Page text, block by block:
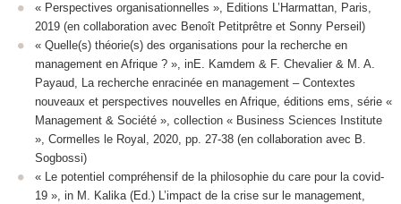
« Perspectives organisationnelles », Editions L’Harmattan, Paris,
2019 (en collaboration avec Benoît Petitprêtre et Sonny Perseil)
« Quelle(s) théorie(s) des organisations pour la recherche en
management en Afrique ? », inE. Kamdem & F. Chevalier & M. A.
Payaud, La recherche enracinée en management – Contextes
nouveaux et perspectives nouvelles en Afrique, éditions ems, série «
Management & Société », collection « Business Sciences Institute
», Cormelles le Royal, 2020, pp. 27-38 (en collaboration avec B.
Sogbossi)
« Le potentiel compréhensif de la philosophie du care pour la covid-
19 », in M. Kalika (Ed.) L’impact de la crise sur le management,